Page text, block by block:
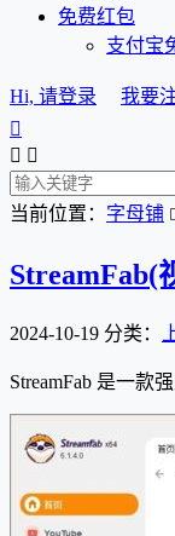
免费红包
支付宝
Hi, 请登录 我要

 
当前位置： 字母铺 
StreamFab(
2024-10-19 分类：
StreamFab 是一款